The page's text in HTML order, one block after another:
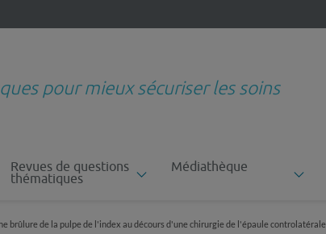
pour mieux sécuriser les soins
Revues de questions
thématiques
Médiathèque
brûlure de la pulpe de l'index au décours d'une chirurgie de l'épaule controlatérale